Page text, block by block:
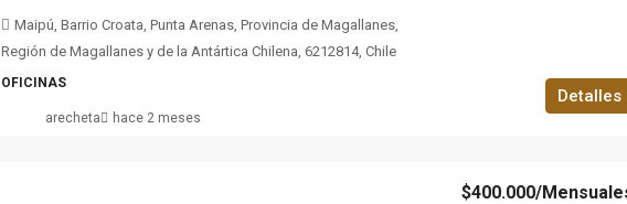
Maipú, Barrio Croata, Punta Arenas, Provincia de Magallanes,
Región de Magallanes y de la Antártica Chilena, 6212814, Chile
OFICINAS
Detalles
arecheta hace 2 meses
$400.000/